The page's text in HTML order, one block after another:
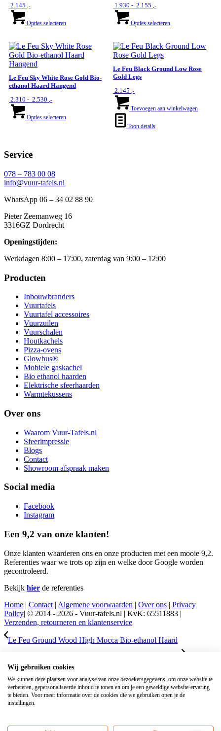
2.145 ,-
Opties selecteren
variaties.
Deze
kan
gekozen
1.930 - 2.155
tot
€ 2.155
,-
Opties selecteren
variaties.
optie
de
Le Feu Sky White Rose Gold Bio-
ethanol Haard Hangend
2.310 - 2.530
tot
€ 2.530
,-
Opties selecteren
op
de
productpagina
Le Feu Black Ground Low Rose
Gold Legs
2.145 ,-
Toevoegen aan winkelwagen
Toon details
Service
078 – 783 00 08
info@vuur-tafels.nl
WhatsApp 06 – 34 02 88 90
Pieter Zeemanweg 16
3316GZ Dordrecht
Openingstijden:
Werkdagen 8:00 – 17:00, zaterdag van 9:00 – 12:00
Producten
Inbouwbranders
Vuurtafels
Vuurtafel accessoires
Vuurzuilen
Vuurschalen
Houtkachels
Pizza-ovens
Glowbus®
Mobiele gaskachel
Bio ethanol haarden
Elektrische sfeerhaarden
Warmtekussens
Over ons
Waarom Vuur-Tafels.nl
Sfeerimpressie
Blogs
Contact
Showroom afspraak maken
Social media
Facebook
Instagram
Een 9,2 van onze klanten!
Onze klanten waarderen ons en onze producten met een mooie 9,2.
Referenties waar we trots op zijn en welke door Google worden
gecontroleerd.
Bekijk hier de referenties
Home | Contact | Algemene voorwaarden | Over ons | Privacy
Policy| © 2014 - 2026 - Vuur-tafels.nl | KvK: 65511883 |
Verzenden, retourneren en klantenservice
Le Feu Ground Wood High Mocca Bio-ethanol Haard
Ground Wood Low Nikkel Bio-ethanol Haard
Scroll naar bovenzijde
AARDGASAANSLUITING INFORMATIE
gasflesaansluiting. Mocht u uw tafel op het aardgas willen
Wij gebruiken cookies
We kunnen deze plaatsen voor analyse van onze bezoekersgegevens, om onze website te
verbeteren, gepersonaliseerde inhoud te tonen en om je een geweldige website-ervaring
te bieden. Voor meer informatie over de cookies die we gebruiken open je de
instellingen.